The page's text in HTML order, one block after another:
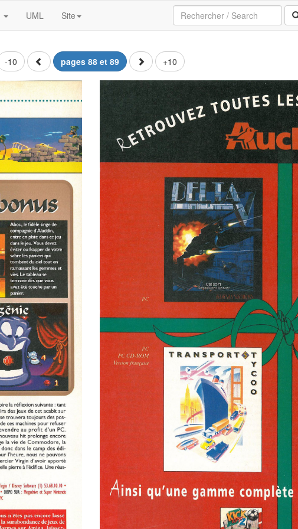
UML Site
-10 pages 88 et 89 +10